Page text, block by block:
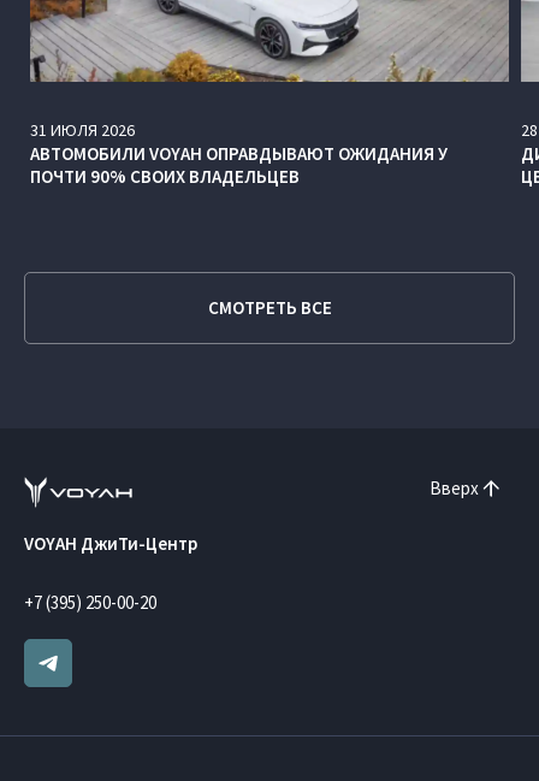
31 ИЮЛЯ 2026
АВТОМОБИЛИ VOYAH ОПРАВДЫВАЮТ ОЖИДАНИЯ У
ПОЧТИ 90% СВОИХ ВЛАДЕЛЬЦЕВ
28
СМОТРЕТЬ ВСЕ
Вверх
VOYAH ДжиТи-Центр
+7 (395) 250-00-20